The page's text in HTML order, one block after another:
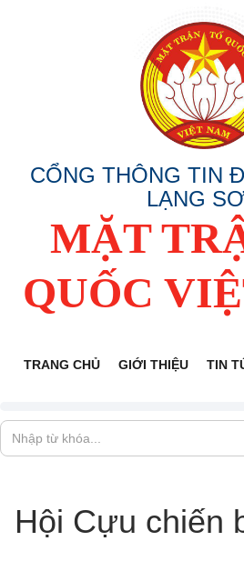
CỔNG THÔNG TIN
LẠNG
MẶT
QUỐC
TRANG CHỦ GIỚI THIỆU TIN
Hội Cựu chiến